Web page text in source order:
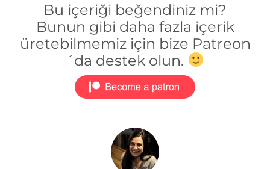
Bu içeriği beğendiniz mi?
Bunun gibi daha fazla içerik
üretebilmemiz için bize Patreon
´da destek olun.